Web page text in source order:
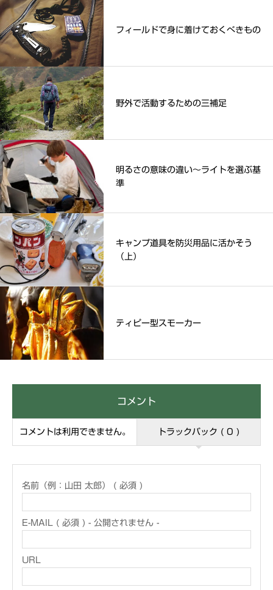
フィールドで身に着けておくべきもの
野外で活動するための三補足
明るさの意味の違い～ライトを選ぶ基
準
キャンプ道具を防災用品に活かそう
（上）
ティピー型スモーカー
コメント
コメントは利用できません。 トラックバック ( 0 )
名前（例：山田 太郎） ( 必須 )
E-MAIL ( 必須 ) - 公開されません -
URL